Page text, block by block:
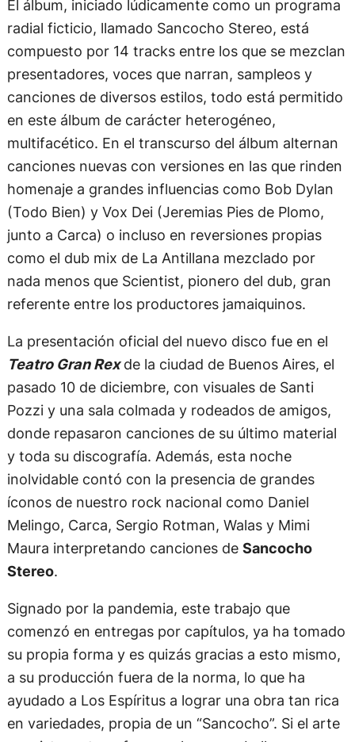
El álbum, iniciado lúdicamente como un programa
radial ficticio, llamado Sancocho Stereo, está
compuesto por 14 tracks entre los que se mezclan
presentadores, voces que narran, sampleos y
canciones de diversos estilos, todo está permitido
en este álbum de carácter heterogéneo,
multifacético. En el transcurso del álbum alternan
canciones nuevas con versiones en las que rinden
homenaje a grandes influencias como Bob Dylan
(Todo Bien) y Vox Dei (Jeremias Pies de Plomo,
junto a Carca) o incluso en reversiones propias
como el dub mix de La Antillana mezclado por
nada menos que Scientist, pionero del dub, gran
referente entre los productores jamaiquinos.
La presentación oficial del nuevo disco fue en el
Teatro Gran Rexde la ciudad de Buenos Aires, el
pasado 10 de diciembre, con visuales de Santi
Pozzi y una sala colmada y rodeados de amigos,
donde repasaron canciones de su último material
y toda su discografía. Además, esta noche
inolvidable contó con la presencia de grandes
íconos de nuestro rock nacional como Daniel
Melingo, Carca, Sergio Rotman, Walas y Mimi
Maura interpretando canciones de Sancocho
Stereo.
Signado por la pandemia, este trabajo que
comenzó en entregas por capítulos, ya ha tomado
su propia forma y es quizás gracias a esto mismo,
a su producción fuera de la norma, lo que ha
ayudado a Los Espíritus a lograr una obra tan rica
en variedades, propia de un “Sancocho”. Si el arte